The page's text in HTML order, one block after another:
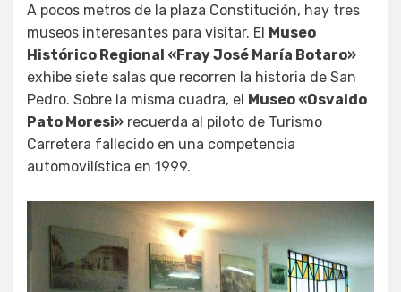
A pocos metros de la plaza Constitución, hay tres
museos interesantes para visitar. El Museo
Histórico Regional «Fray José María Botaro»
exhibe siete salas que recorren la historia de San
Pedro. Sobre la misma cuadra, el Museo «Osvaldo
Pato Moresi» recuerda al piloto de Turismo
Carretera fallecido en una competencia
automovilística en 1999.